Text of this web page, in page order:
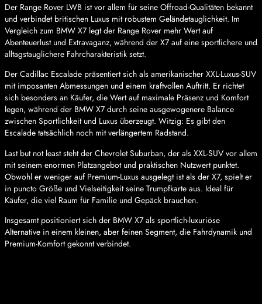
Der Range Rover LWB ist vor allem für seine Offroad-Qualitäten bekannt
und verbindet britischen Luxus mit robustem Geländetauglichkeit. Im
Vergleich zum BMW X7 legt der Range Rover mehr Wert auf
Abenteuerlust und Extravaganz, während der X7 auf eine sportlichere und
alltagstauglichere Fahrcharakteristik setzt.
Der Cadillac Escalade präsentiert sich als amerikanischer XXL-Luxus-SUV
mit imposanten Abmessungen und einem kraftvollen Auftritt. Er richtet
sich besonders an Käufer, die Wert auf maximale Präsenz und Komfort
legen, während der BMW X7 durch seine ausgewogenere Balance
zwischen Sportlichkeit und Luxus überzeugt. Witzig: Es gibt den
Escalade tatsächlich noch mit verlängertem Radstand.
Last but not least steht der Chevrolet Suburban, der als XXL-SUV vor allem
mit seinem enormen Platzangebot und praktischen Nutzwert punktet.
Obwohl er weniger auf Premium-Luxus ausgelegt ist als der X7, spielt er
in puncto Größe und Vielseitigkeit seine Trumpfkarte aus. Ideal für
Käufer, die viel Raum für Familie und Gepäck brauchen.
Insgesamt positioniert sich der BMW X7 als sportlich-luxuriöse
Alternative in einem kleinen, aber feinen Segment, die Fahrdynamik und
Premium-Komfort gekonnt verbindet.